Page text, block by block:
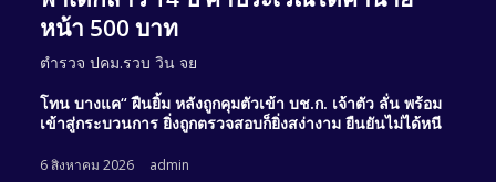
หน้า 500 บาท
ตำรวจ ปคม.รวบ วิน จย
โทน บางแค“ ฝืนยิ้ม หลังถูกคุมตัวเข้า บช.ก. เจ้าตัว ลั่น พร้อม
เข้าสู่กระบวนการ ยิ่งถูกตรวจสอบก็ยิ่งสง่างาม ยืนยันไม่ได้หนี
6 สิงหาคม 2026 admin